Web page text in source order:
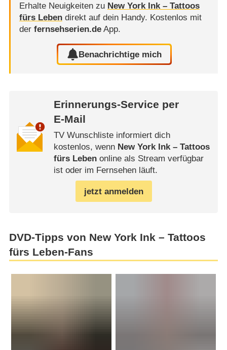
Erhalte Neuigkeiten zu New York Ink – Tattoos
fürs Lebendirekt auf dein Handy. Kostenlos mit
der fernsehserien.deApp.
Benachrichtige mich
Erinnerungs-Service per
E-Mail
TV Wunschliste informiert dich
kostenlos, wenn New York Ink – Tattoos
fürs Lebenonline als Stream verfügbar
ist oder im Fernsehen läuft.
jetzt anmelden
DVD-Tipps von New York Ink – Tattoos
fürs Leben-Fans